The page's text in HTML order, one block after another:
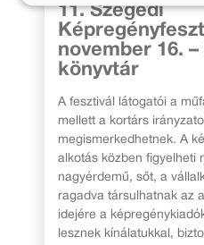
11. Szegedi
november 16.
könyvtár
A fesztivál látogatói a
mellett a kortárs
megismerkedhetnek. A
alkotás közben figyelheti
nagyérdemű, sőt, a
ragadva társulhatnak az
idejére a
lesznek kínálatukkal,